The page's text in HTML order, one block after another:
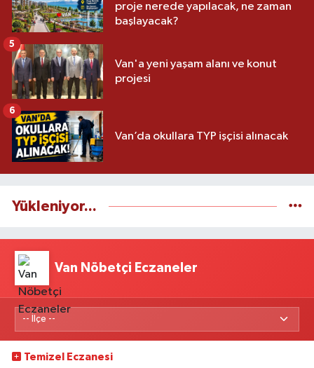
proje nerede yapılacak, ne zaman
başlayacak?
Van'a yeni yaşam alanı ve konut
projesi
5
Van’da okullara TYP işçisi alınacak
6
Yükleniyor...
Van Nöbetçi Eczaneler
Temizel Eczanesi